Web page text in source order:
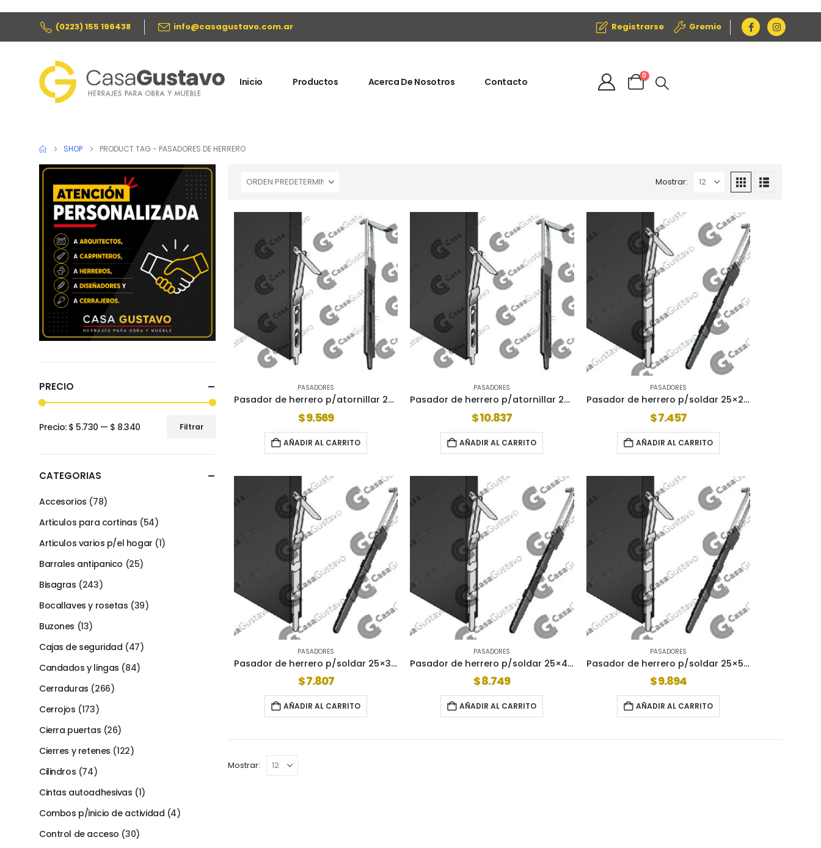
(0223) 155 196438 info@casagustavo.com.ar Registrarse Gremio
Inicio Productos Acerca De Nosotros Contacto
0
SHOP PRODUCT TAG - PASADORES DE HERRERO
Mostrar:
PASADORES
Pasador de herrero p/atornillar 26×30 263001
$9.569
AÑADIR AL CARRITO
PASADORES
Pasador de herrero p/atornillar 26×40 264001
$10.837
AÑADIR AL CARRITO
PASADORES
Pasador de herrero p/soldar 25×25 252501
$7.457
AÑADIR AL CARRITO
PASADORES
Pasador de herrero p/soldar 25×30 253001
$7.807
AÑADIR AL CARRITO
PASADORES
Pasador de herrero p/soldar 25×40 254001
$8.749
AÑADIR AL CARRITO
PASADORES
Pasador de herrero p/soldar 25×50 255001
$9.894
AÑADIR AL CARRITO
Mostrar:
PRECIO
mínimo
máximo
Filtrar
Precio: $ 5.730 — $ 8.340
CATEGORIAS
Accesorios (78)
Articulos para cortinas (54)
Articulos varios p/el hogar (1)
Barrales antipanico (25)
Bisagras (243)
Bocallaves y rosetas (39)
Buzones (13)
Cajas de seguridad (47)
Candados y lingas (84)
Cerraduras (266)
Cerrojos (173)
Cierra puertas (26)
Cierres y retenes (122)
Cilindros (74)
Cintas autoadhesivas (1)
Combos p/inicio de actividad (4)
Control de acceso (30)